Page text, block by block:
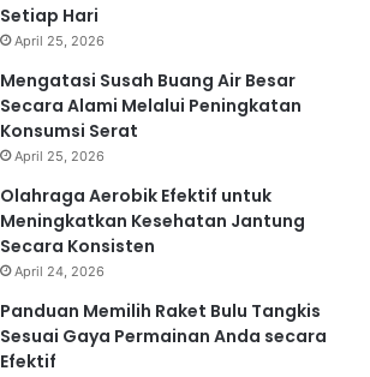
Setiap Hari
April 25, 2026
Mengatasi Susah Buang Air Besar
Secara Alami Melalui Peningkatan
Konsumsi Serat
April 25, 2026
Olahraga Aerobik Efektif untuk
Meningkatkan Kesehatan Jantung
Secara Konsisten
April 24, 2026
Panduan Memilih Raket Bulu Tangkis
Sesuai Gaya Permainan Anda secara
Efektif